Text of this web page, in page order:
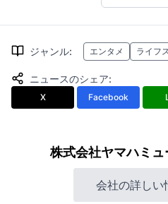
ジャンル: エンタメ ライフ
ニュースのシェア:
X Facebook
株式会社ヤマハミ
会社の詳しい